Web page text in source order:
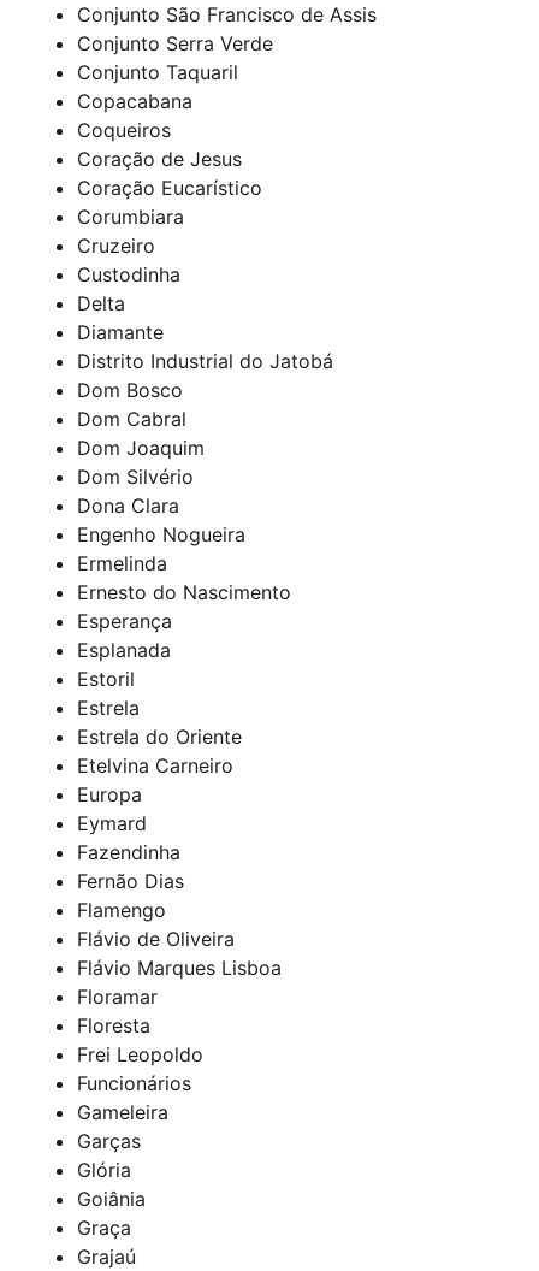
Conjunto São Francisco de Assis
Conjunto Serra Verde
Conjunto Taquaril
Copacabana
Coqueiros
Coração de Jesus
Coração Eucarístico
Corumbiara
Cruzeiro
Custodinha
Delta
Diamante
Distrito Industrial do Jatobá
Dom Bosco
Dom Cabral
Dom Joaquim
Dom Silvério
Dona Clara
Engenho Nogueira
Ermelinda
Ernesto do Nascimento
Esperança
Esplanada
Estoril
Estrela
Estrela do Oriente
Etelvina Carneiro
Europa
Eymard
Fazendinha
Fernão Dias
Flamengo
Flávio de Oliveira
Flávio Marques Lisboa
Floramar
Floresta
Frei Leopoldo
Funcionários
Gameleira
Garças
Glória
Goiânia
Graça
Grajaú